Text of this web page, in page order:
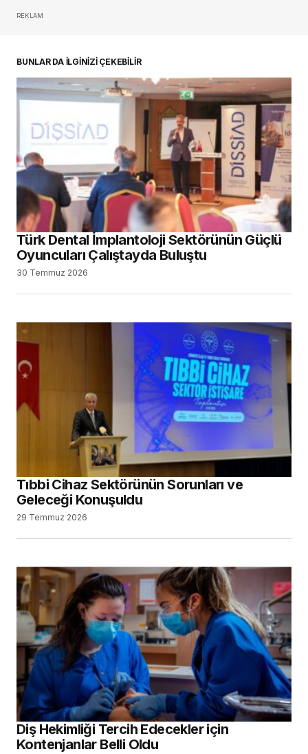
REKLAM
BUNLAR DA İLGİNİZİ ÇEKEBİLİR
Türk Dental İmplantoloji Sektörünün Güçlü
Oyuncuları Çalıştayda Buluştu
30 Temmuz 2026
Tıbbi Cihaz Sektörünün Sorunları ve
Geleceği Konuşuldu
29 Temmuz 2026
Diş Hekimliği Tercih Edecekler için
Kontenjanlar Belli Oldu